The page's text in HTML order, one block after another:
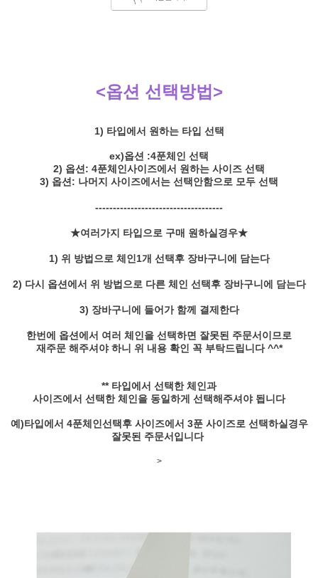
<옵션 선택방법>
1) 타입에서 원하는 타입 선택
ex)옵션 :4푼체인 선택
2) 옵션: 4푼체인사이즈에서 원하는 사이즈 선택
3) 옵션: 나머지 사이즈에서는 선택안함으로 모두 선택
------------------------------------
★여러가지 타입으로 구매 원하실경우★
1) 위 방법으로 체인1개 선택후 장바구니에 담는다
2) 다시 옵션에서 위 방법으로 다른 체인 선택후 장바구니에 담는다
3) 장바구니에 들어가 함께 결제한다
한번에 옵션에서 여러 체인을 선택하면 잘못된 주문서이므로
재주문 해주셔야 하니 위 내용 확인 꼭 부탁드립니다 ^^*
** 타입에서 선택한 체인과
사이즈에서 선택한 체인을 동일하게 선택해주셔야 됩니다
예)타입에서 4푼체인선택후 사이즈에서 3푼 사이즈로 선택하실경우
잘못된 주문서입니다
>